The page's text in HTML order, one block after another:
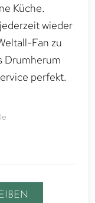
Küche.
wieder
Fan zu
Drumherum
perfekt.